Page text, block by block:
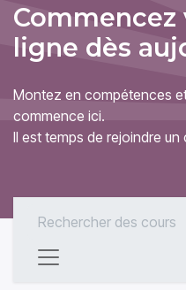
ligne dès
Montez en compétences
commence ici.
Il est temps de rejoindre un